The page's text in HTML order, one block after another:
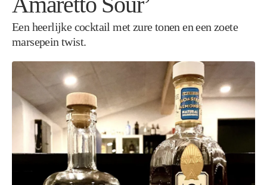
Een heerlijke cocktail met zure tonen en een zoete
marsepein twist.